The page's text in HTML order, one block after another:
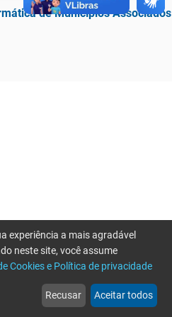
de Municípios Associados
web
Notícias
more_horiz
Mais
experiência a mais agradável
neste site, você assume
Cookies e Política de privacidade
Recusar Aceitar todos
favor tente novamente